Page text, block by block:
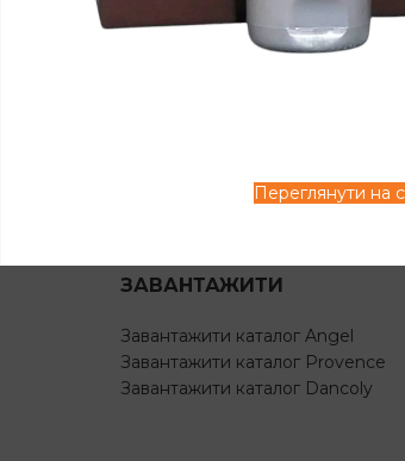
Переглянути на
692 грн
ЗАВАНТАЖИТИ
Завантажити каталог Angel
Завантажити каталог Provence
Завантажити каталог Dancoly